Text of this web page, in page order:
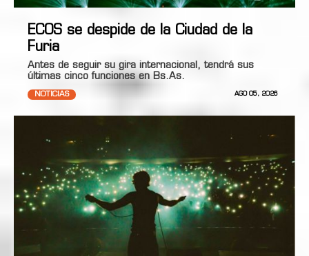
ECOS se despide de la Ciudad de la
Furia
Antes de seguir su gira internacional, tendrá sus
últimas cinco funciones en Bs.As.
NOTICIAS AGO 05, 2026